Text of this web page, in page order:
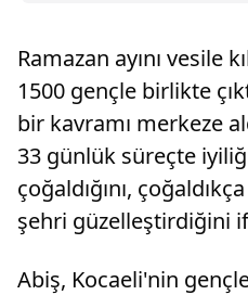
yakınlarınd...
Ramazan ayını vesile
1500 gençle birlikte
bir kavramı merkeze
33 günlük süreçte
çoğaldığını,
şehri güzelleştirdiğini
Abiş, Kocaeli'nin